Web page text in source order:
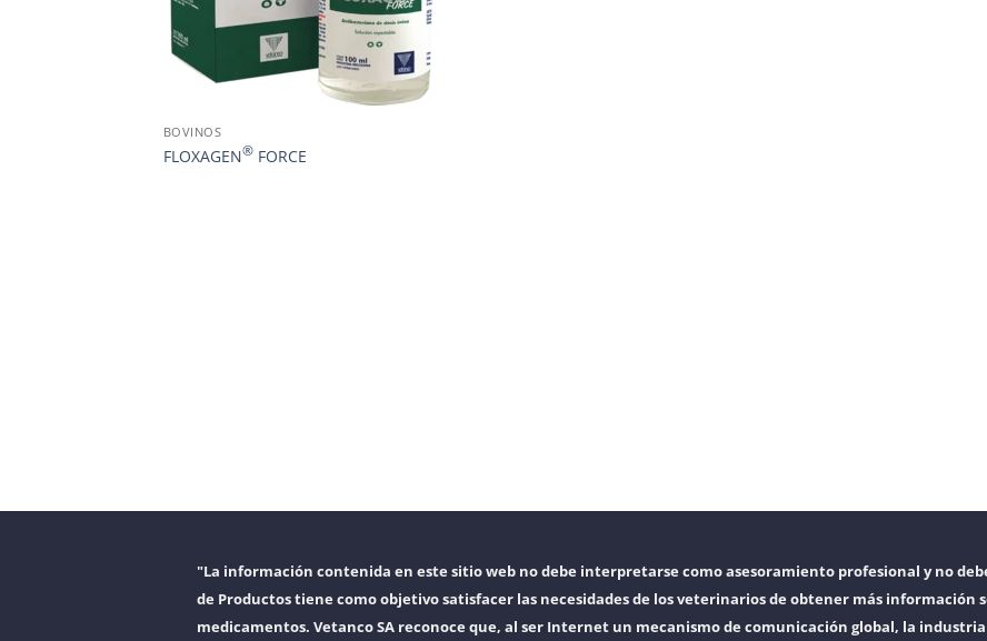
BOVINOS
FLOXAGEN®FORCE
"La información contenida en este sitio web no debe interpretarse como asesoramiento profesional y no
de Productos tiene como objetivo satisfacer las necesidades de los veterinarios de obtener más información
medicamentos. Vetanco SA reconoce que, al ser Internet un mecanismo de comunicación global, la